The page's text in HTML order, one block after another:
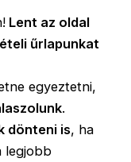
Lent az oldal
űrlapunkat
egyeztetni,
.
dönteni is, ha
legjobb